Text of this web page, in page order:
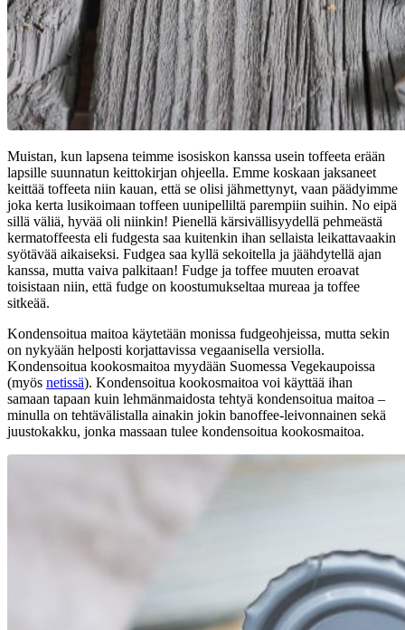
Muistan, kun lapsena teimme isosiskon kanssa usein toffeeta erään
lapsille suunnatun keittokirjan ohjeella. Emme koskaan jaksaneet
keittää toffeeta niin kauan, että se olisi jähmettynyt, vaan päädyimme
joka kerta lusikoimaan toffeen uunipelliltä parempiin suihin. No eipä
sillä väliä, hyvää oli niinkin! Pienellä kärsivällisyydellä pehmeästä
kermatoffeesta eli fudgesta saa kuitenkin ihan sellaista leikattavaakin
syötävää aikaiseksi. Fudgea saa kyllä sekoitella ja jäähdytellä ajan
kanssa, mutta vaiva palkitaan! Fudge ja toffee muuten eroavat
toisistaan niin, että fudge on koostumukseltaa mureaa ja toffee
sitkeää.
Kondensoitua maitoa käytetään monissa fudgeohjeissa, mutta sekin
on nykyään helposti korjattavissa vegaanisella versiolla.
Kondensoitua kookosmaitoa myydään Suomessa Vegekaupoissa
(myös netissä). Kondensoitua kookosmaitoa voi käyttää ihan
samaan tapaan kuin lehmänmaidosta tehtyä kondensoitua maitoa –
minulla on tehtävälistalla ainakin jokin banoffee-leivonnainen sekä
juustokakku, jonka massaan tulee kondensoitua kookosmaitoa.